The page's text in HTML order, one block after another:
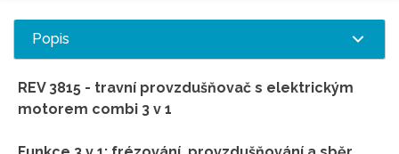
Popis
REV 3815 - travní provzdušňovač s elektrickým
motorem combi 3 v 1